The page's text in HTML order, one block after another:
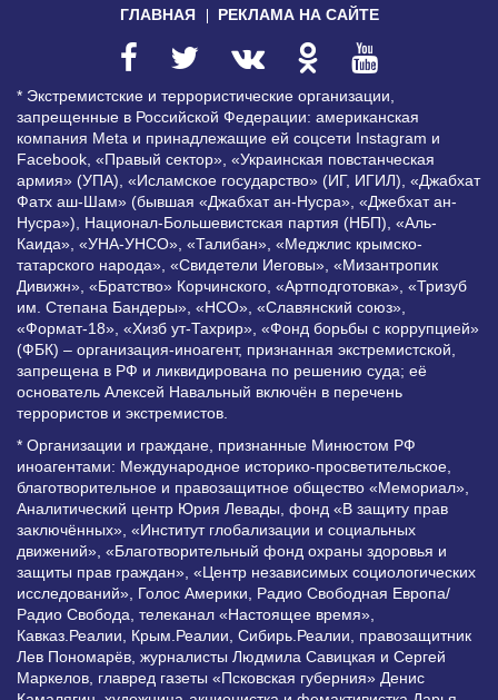
ГЛАВНАЯ РЕКЛАМА НА САЙТЕ
* Экстремистские и террористические организации,
запрещенные в Российской Федерации: американская
компания Meta и принадлежащие ей соцсети Instagram и
Facebook, «Правый сектор», «Украинская повстанческая
армия» (УПА), «Исламское государство» (ИГ, ИГИЛ), «Джабхат
Фатх аш-Шам» (бывшая «Джабхат ан-Нусра», «Джебхат ан-
Нусра»), Национал-Большевистская партия (НБП), «Аль-
Каида», «УНА-УНСО», «Талибан», «Меджлис крымско-
татарского народа», «Свидетели Иеговы», «Мизантропик
Дивижн», «Братство» Корчинского, «Артподготовка», «Тризуб
им. Степана Бандеры», «НСО», «Славянский союз»,
«Формат-18», «Хизб ут-Тахрир», «Фонд борьбы с коррупцией»
(ФБК) – организация-иноагент, признанная экстремистской,
запрещена в РФ и ликвидирована по решению суда; её
основатель Алексей Навальный включён в перечень
террористов и экстремистов.
* Организации и граждане, признанные Минюстом РФ
иноагентами: Международное историко-просветительское,
благотворительное и правозащитное общество «Мемориал»,
Аналитический центр Юрия Левады, фонд «В защиту прав
заключённых», «Институт глобализации и социальных
движений», «Благотворительный фонд охраны здоровья и
защиты прав граждан», «Центр независимых социологических
исследований», Голос Америки, Радио Свободная Европа/
Радио Свобода, телеканал «Настоящее время»,
Кавказ.Реалии, Крым.Реалии, Сибирь.Реалии, правозащитник
Лев Пономарёв, журналисты Людмила Савицкая и Сергей
Маркелов, главред газеты «Псковская губерния» Денис